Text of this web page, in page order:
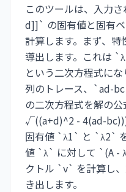
このツールは、入力
d]]` の固有値と固有
計算します。まず、
導出します。これは
という二次方程式に
列のトレース、`ad-
の二次方程式を解の
√((a+d)^2 - 4(ad-
固有値 `λ1` と `λ2`
値 `λ` に対して `(A -
クトル `v` を計算し
き出します。